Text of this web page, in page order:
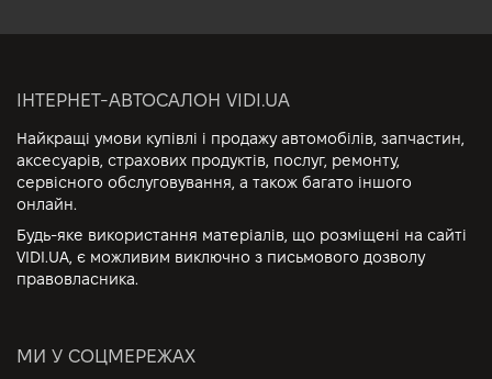
ІНТЕРНЕТ-АВТОСАЛОН VIDI.UA
Найкращі умови купівлі і продажу автомобілів, запчастин,
аксесуарів, страхових продуктів, послуг, ремонту,
сервісного обслуговування, а також багато іншого
онлайн.
Будь-яке використання матеріалів, що розміщені на сайті
VIDI.UA, є можливим виключно з письмового дозволу
правовласника.
МИ У СОЦМЕРЕЖАХ